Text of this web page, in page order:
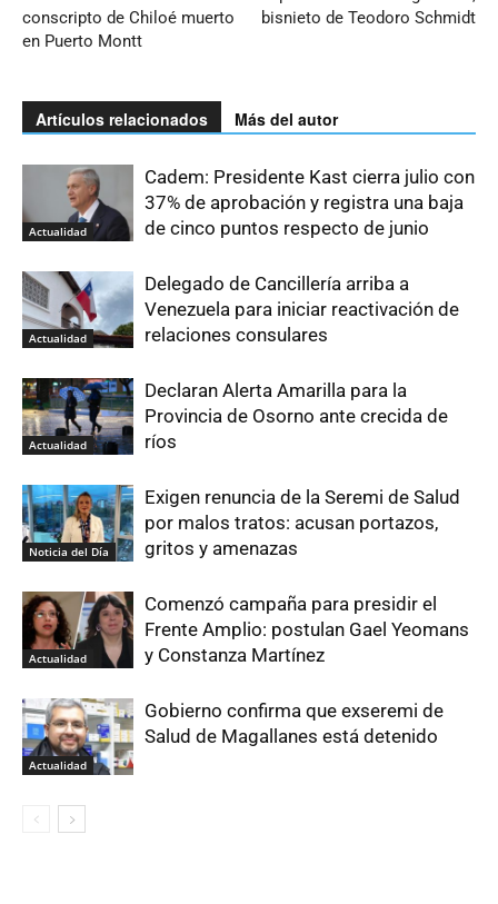
conscripto de Chiloé muerto
en Puerto Montt
bisnieto de Teodoro Schmidt
Artículos relacionados Más del autor
Actualidad
Cadem: Presidente Kast cierra julio con
37% de aprobación y registra una baja
de cinco puntos respecto de junio
Actualidad
Delegado de Cancillería arriba a
Venezuela para iniciar reactivación de
relaciones consulares
Actualidad
Declaran Alerta Amarilla para la
Provincia de Osorno ante crecida de
ríos
Noticia del Día
Exigen renuncia de la Seremi de Salud
por malos tratos: acusan portazos,
gritos y amenazas
Actualidad
Comenzó campaña para presidir el
Frente Amplio: postulan Gael Yeomans
y Constanza Martínez
Actualidad
Gobierno confirma que exseremi de
Salud de Magallanes está detenido